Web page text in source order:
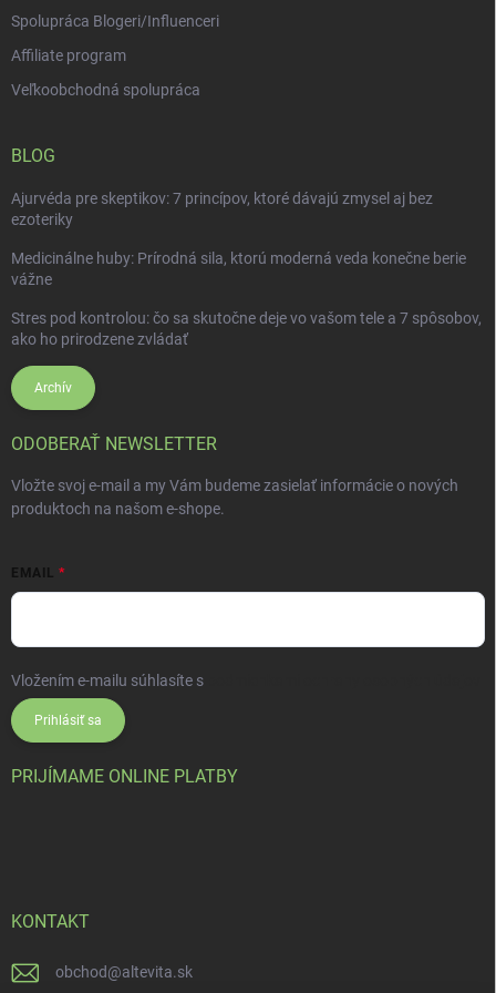
Spolupráca Blogeri/Influenceri
Affiliate program
Veľkoobchodná spolupráca
BLOG
Ajurvéda pre skeptikov: 7 princípov, ktoré dávajú zmysel aj bez
ezoteriky
Medicinálne huby: Prírodná sila, ktorú moderná veda konečne berie
vážne
Stres pod kontrolou: čo sa skutočne deje vo vašom tele a 7 spôsobov,
ako ho prirodzene zvládať
Archív
ODOBERAŤ NEWSLETTER
Vložte svoj e-mail a my Vám budeme zasielať informácie o nových
produktoch na našom e-shope.
EMAIL
Vložením e-mailu súhlasíte s
Prihlásiť sa
PRIJÍMAME ONLINE PLATBY
KONTAKT
obchod@altevita.sk